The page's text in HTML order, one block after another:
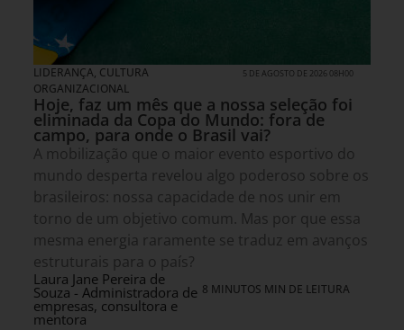
LIDERANÇA, CULTURA
ORGANIZACIONAL
5 DE AGOSTO DE 2026 08H00
Hoje, faz um mês que a nossa seleção foi
eliminada da Copa do Mundo: fora de
campo, para onde o Brasil vai?
A mobilização que o maior evento esportivo do
mundo desperta revelou algo poderoso sobre os
brasileiros: nossa capacidade de nos unir em
torno de um objetivo comum. Mas por que essa
mesma energia raramente se traduz em avanços
estruturais para o país?
Laura Jane Pereira de
Souza - Administradora de
empresas, consultora e
mentora
8 MINUTOS MIN DE LEITURA